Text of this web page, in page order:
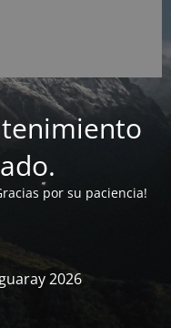
por su paciencia!
2026